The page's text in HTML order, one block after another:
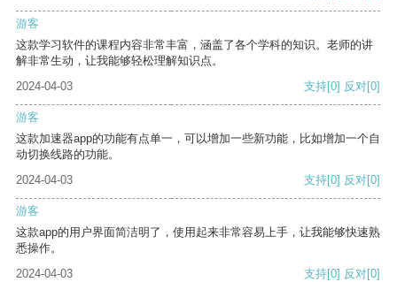
游客
这款学习软件的课程内容非常丰富，涵盖了各个学科的知识。老师的讲
解非常生动，让我能够轻松理解知识点。
2024-04-03
支持[0] 反对[0]
游客
这款加速器app的功能有点单一，可以增加一些新功能，比如增加一个自
动切换线路的功能。
2024-04-03
支持[0] 反对[0]
游客
这款app的用户界面简洁明了，使用起来非常容易上手，让我能够快速熟
悉操作。
2024-04-03
支持[0] 反对[0]